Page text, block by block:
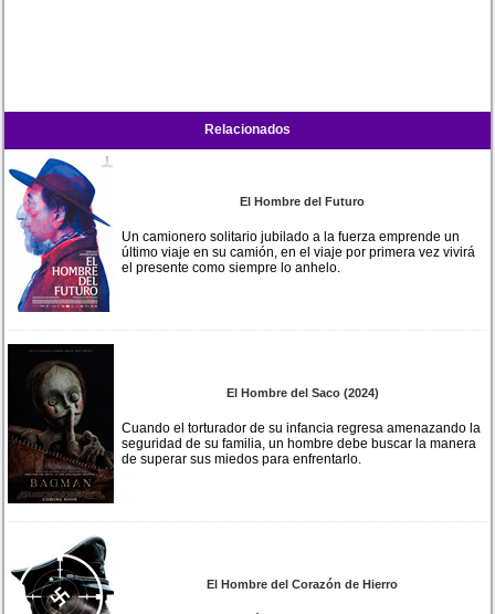
Relacionados
El Hombre del Futuro
Un camionero solitario jubilado a la fuerza emprende un
último viaje en su camión, en el viaje por primera vez vivirá
el presente como siempre lo anhelo.
El Hombre del Saco (2024)
Cuando el torturador de su infancia regresa amenazando la
seguridad de su familia, un hombre debe buscar la manera
de superar sus miedos para enfrentarlo.
El Hombre del Corazón de Hierro